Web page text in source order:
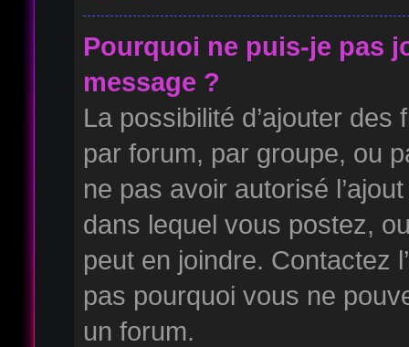
Pourquoi ne puis-je pas
message ?
La possibilité d’ajouter
par forum, par groupe, ou
ne pas avoir autorisé
dans lequel vous postez,
peut en joindre. Contactez
pas pourquoi vous ne
un forum.